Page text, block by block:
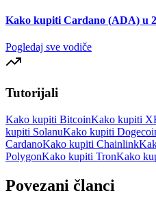
Kako kupiti Cardano (ADA) u
Pogledaj sve vodiče
Tutorijali
Kako kupiti BitcoinKako kupiti
kupiti SolanuKako kupiti
CardanoKako kupiti Chainlink
PolygonKako kupiti TronKako
Povezani članci